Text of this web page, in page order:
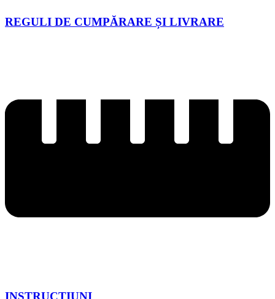
REGULI DE CUMPĂRARE ȘI LIVRARE